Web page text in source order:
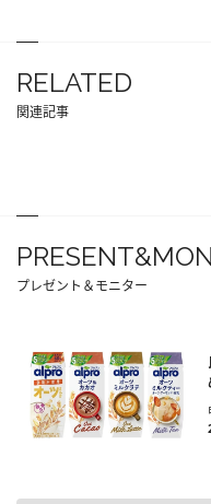
RELATED
関連記事
プレゼント＆モニター